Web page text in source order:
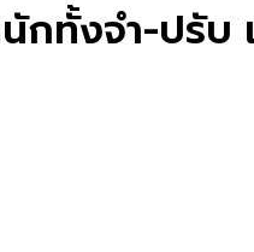
กทั้งจำ-ปรับ